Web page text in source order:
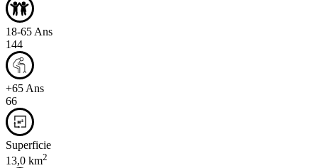
18-65 Ans
144
+65 Ans
66
Superficie
13,0 km2